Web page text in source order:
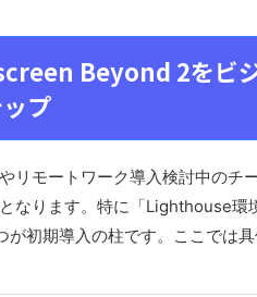
Beyond 2をビ
プ
リモートワーク導入検討中のチ
なります。特に「Lighthouse環
が初期導入の柱です。ここでは